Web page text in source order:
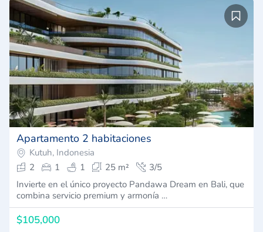
Apartamento 2 habitaciones
Kutuh, Indonesia
2
1 1 25 m²
3/5
Invierte en el único proyecto Pandawa Dream en Bali, que
combina servicio premium y armonía …
$105,000